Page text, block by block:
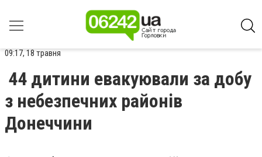
09:17, 18 травня
44 дитини евакуювали за добу
з небезпечних районів
Донеччини